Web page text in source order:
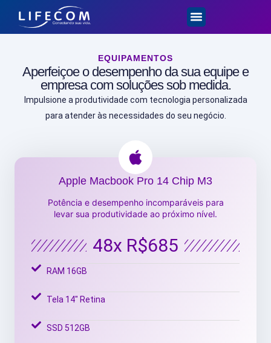
EQUIPAMENTOS
Aperfeiçoe o desempenho da sua equipe e
empresa com soluções sob medida.
Impulsione a produtividade com tecnologia personalizada
para atender às necessidades do seu negócio.
Apple Macbook Pro 14 Chip M3
Potência e desempenho incomparáveis para
levar sua produtividade ao próximo nível.
48x R$685
RAM 16GB
Tela 14" Retina
SSD 512GB